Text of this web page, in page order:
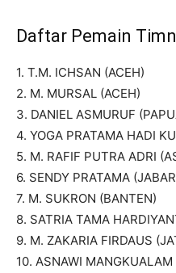
Daftar Pemain
1. T.M. ICHSAN (ACEH)
2. M. MURSAL (ACEH)
3. DANIEL ASMURUF
4. YOGA PRATAMA HADI
5. M. RAFIF PUTRA ADRI
6. SENDY PRATAMA
7. M. SUKRON (BANTEN)
8. SATRIA TAMA
9. M. ZAKARIA FIRDAUS
10. ASNAWI